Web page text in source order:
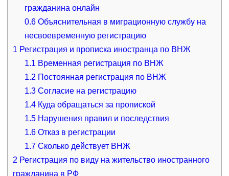
гражданина онлайн
0.6 Объяснительная в миграционную службу на
несвоевременную регистрацию
1 Регистрация и прописка иностранца по ВНЖ
1.1 Временная регистрация по ВНЖ
1.2 Постоянная регистрация по ВНЖ
1.3 Согласие на регистрацию
1.4 Куда обращаться за пропиской
1.5 Нарушения правил и последствия
1.6 Отказ в регистрации
1.7 Сколько действует ВНЖ
2 Регистрация по виду на жительство иностранного
гражданина в РФ